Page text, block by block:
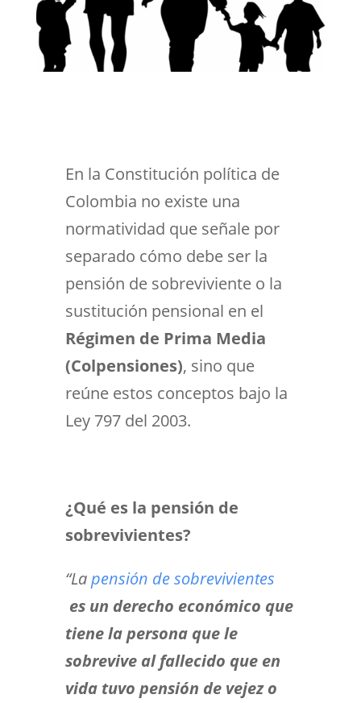
En la Constitución política de
Colombia no existe una
normatividad que señale por
separado cómo debe ser la
pensión de sobreviviente o la
sustitución pensional en el
Régimen de Prima Media
(Colpensiones), sino que
reúne estos conceptos bajo la
Ley 797 del 2003.
¿Qué es la pensión de
sobrevivientes?
“Lapensión de sobrevivientes
es un derecho económico que
tiene la persona que le
sobrevive al fallecido que en
vida tuvo pensión de vejez o